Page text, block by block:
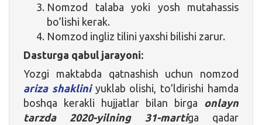
Nomzod talaba yoki yosh mutahassis
bo’lishi kerak.
Nomzod ingliz tilini yaxshi bilishi zarur.
Dasturga qabul jarayoni:
Yozgi maktabda qatnashish uchun nomzod
ariza shaklini yuklab olishi, to’ldirishi hamda
boshqa kerakli hujjatlar bilan birga onlayn
tarzda 2020-yilning 31-martiga qadar